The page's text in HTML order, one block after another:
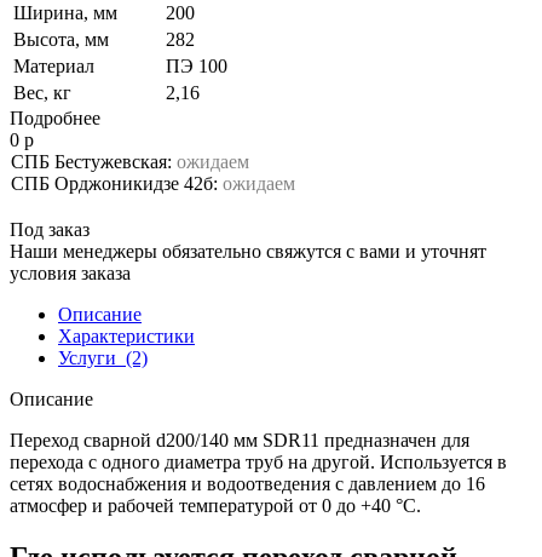
Ширина, мм
200
Высота, мм
282
Материал
ПЭ 100
Вес, кг
2,16
Подробнее
0 р
СПБ Бестужевская: ожидаем
СПБ Орджоникидзе 42б: ожидаем
Под заказ
Наши менеджеры обязательно свяжутся с вами и уточнят
условия заказа
Описание
Характеристики
Услуги (2)
Описание
Переход сварной d200/140 мм SDR11 предназначен для
перехода с одного диаметра труб на другой. Используется в
сетях водоснабжения и водоотведения с давлением до 16
атмосфер и рабочей температурой от 0 до +40 °С.